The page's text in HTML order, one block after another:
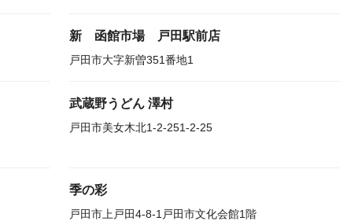
新 函館市場 戸田駅前店
戸田市大字新曽351番地1
武蔵野うどん 澤村
戸田市美女木北1-2-251-2-25
季の彩
戸田市上戸田4-8-1戸田市文化会館1階